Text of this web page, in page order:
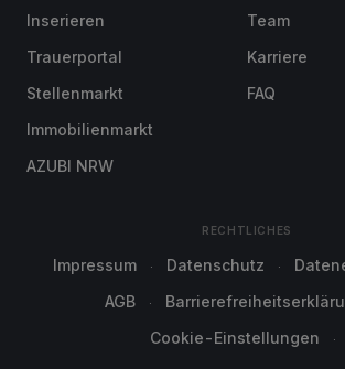
Inserieren
Trauerportal
Stellenmarkt
Immobilienmarkt
AZUBI NRW
Team
Karriere
FAQ
RECHTLICHES
Impressum Datenschutz
AGB
Cookie-Einstellungen